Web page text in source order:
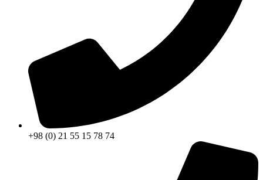
+98 (0) 21 55 15 78 74